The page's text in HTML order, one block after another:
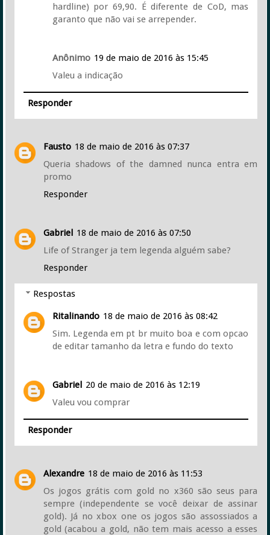
hardline) por 69,90. É diferente de CoD, mas
garanto que não vai se arrepender.
Anônimo 19 de maio de 2016 às 15:45
Valeu a indicação
Responder
Fausto 18 de maio de 2016 às 07:37
Queria shadows of the damned nunca entra em
promo
Responder
Gabriel 18 de maio de 2016 às 07:50
Life of Stranger ja tem legenda alguém sabe?
Responder
Respostas
Ritalinando 18 de maio de 2016 às 08:42
Sim. Legenda em pt br muito boa e com opcao
de editar tamanho da letra e fundo do texto
Gabriel 20 de maio de 2016 às 12:19
Valeu vou comprar
Responder
Alexandre 18 de maio de 2016 às 11:53
Os jogos grátis com gold no x360 são seus para
sempre (independente se você deixar de assinar
gold). Já no xbox one os jogos são assossiados a
gold (acabou a gold, não tem mais acesso a esses